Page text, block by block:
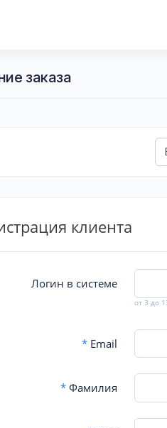
заказа
клиента
Логин в системе
от 3 до
*Email
*Фамилия